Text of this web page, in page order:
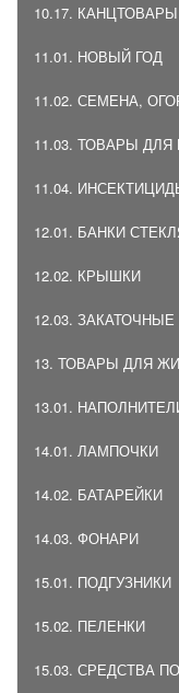
10.17. КАНЦТОВАРЫ
11.01. НОВЫЙ ГОД
11.02. СЕМЕНА,
11.03. ТОВАРЫ ДЛЯ
11.04.
12.01. БАНКИ
12.02. КРЫШКИ
12.03.
13. ТОВАРЫ ДЛЯ
13.01.
14.01. ЛАМПОЧКИ
14.02. БАТАРЕЙКИ
14.03. ФОНАРИ
15.01. ПОДГУЗНИКИ
15.02. ПЕЛЕНКИ
15.03. СРЕДСТВА